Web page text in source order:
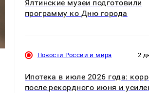
Ялтинские музеи подготовили
программу ко Дню города
Новости России и мира 2
Ипотека в июле 2026 года:
после рекордного июня и